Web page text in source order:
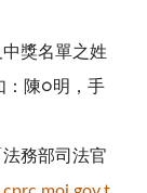
獎名單之姓
：陳○明，手
務部司法官